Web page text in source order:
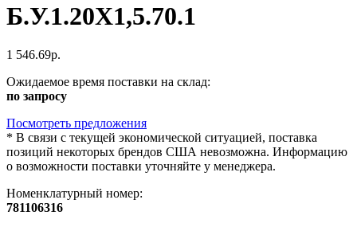
Б.У.1.20Х1,5.70.1
1 546.69р.
Ожидаемое время поставки на склад:
по запросу
Посмотреть предложения
* В связи с текущей экономической ситуацией, поставка
позиций некоторых брендов США невозможна. Информацию
о возможности поставки уточняйте у менеджера.
Номенклатурный номер:
781106316